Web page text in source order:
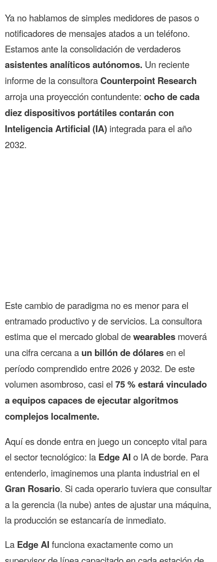
Ya no hablamos de simples medidores de pasos o
notificadores de mensajes atados a un teléfono.
Estamos ante la consolidación de verdaderos
asistentes analíticos autónomos. Un reciente
informe de la consultoraCounterpoint Research
arroja una proyección contundente: ocho de cada
diez dispositivos portátiles contarán con
Inteligencia Artificial (IA) integrada para el año
2032.
Este cambio de paradigma no es menor para el
entramado productivo y de servicios. La consultora
estima que el mercado global dewearables moverá
una cifra cercana a un billón de dólaresen el
período comprendido entre 2026 y 2032. De este
volumen asombroso, casi el 75 % estará vinculado
a equipos capaces de ejecutar algoritmos
complejos localmente.
Aquí es donde entra en juego un concepto vital para
el sector tecnológico: la Edge AI o IA de borde. Para
entenderlo, imaginemos una planta industrial en el
Gran Rosario. Si cada operario tuviera que consultar
a la gerencia (la nube) antes de ajustar una máquina,
la producción se estancaría de inmediato.
La Edge AI funciona exactamente como un